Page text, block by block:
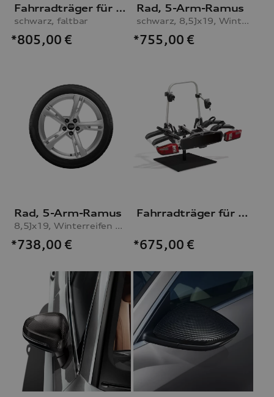
Fahrradträger für die Anhängevorrichtung
schwarz, faltbar
*805,00 €
Rad, 5-Arm-Ramus
schwarz, 8,5Jx19, Winterreifen 255/35 R19 96V XL
*755,00 €
Rad, 5-Arm-Ramus
8,5Jx19, Winterreifen 255/35 R19 96V XL
*738,00 €
Fahrradträger für die Anhängevorrichtung
*675,00 €